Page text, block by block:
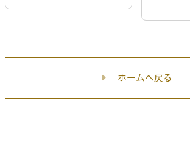
ホームへ戻る